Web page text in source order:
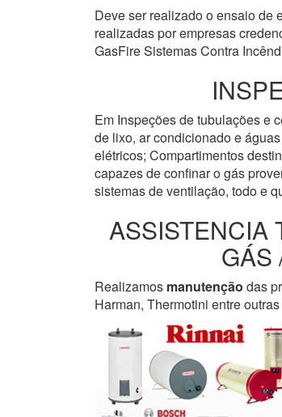
Deve ser realizado o ensaio de
realizadas por empresas
GasFire Sistemas Contra
Em Inspeções de tubulações e
de lixo, ar condicionado e
elétricos; Compartimentos
capazes de confinar o gás
sistemas de ventilação, todo e
ASSISTENCIA
GÁS
Realizamos manutenção das
Harman, Thermotini entre